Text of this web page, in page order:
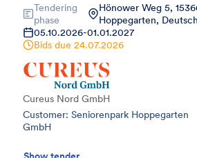
Tendering
phase
Hönower Weg 5,
Hoppegarten,
05.10.2026-01.01.2027
Bids due 24.07.2026
Cureus Nord GmbH
Customer: Seniorenpark Hoppegarten
GmbH